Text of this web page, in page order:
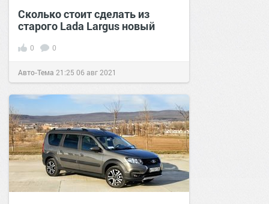
Сколько стоит сделать из
старого Lada Largus новый
0 0
Авто-Тема 21:25 06 авг 2021